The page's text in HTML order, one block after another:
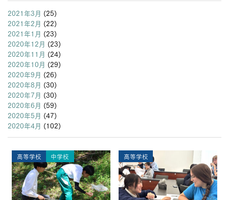
2021年3月 (25)
2021年2月 (22)
2021年1月 (23)
2020年12月 (23)
2020年11月 (24)
2020年10月 (29)
2020年9月 (26)
2020年8月 (30)
2020年7月 (30)
2020年6月 (59)
2020年5月 (47)
2020年4月 (102)
高等学校 中学校 高等学校